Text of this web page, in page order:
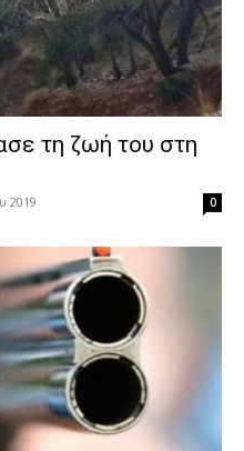
τη ζωή του στη
2019 0